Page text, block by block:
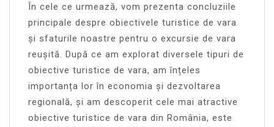
În cele ce urmează, vom prezenta concluziile
principale despre obiectivele turistice de vara
și sfaturile noastre pentru o excursie de vara
reușită. După ce am explorat diversele tipuri de
obiective turistice de vara, am înțeles
importanța lor în economia și dezvoltarea
regională, și am descoperit cele mai atractive
obiective turistice de vara din România, este